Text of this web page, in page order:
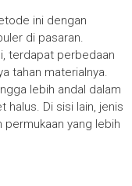
ini dengan
di pasaran.
terdapat perbedaan
tahan materialnya.
lebih andal dalam
halus. Di sisi lain, jenis
permukaan yang lebih